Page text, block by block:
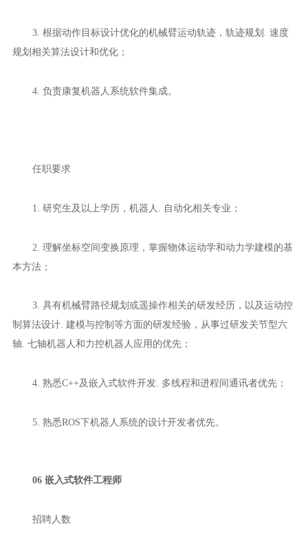
3. 根据动作目标设计优化的机械臂运动轨迹，轨迹规划. 速度
规划相关算法设计和优化；
4. 负责康复机器人系统软件集成。
任职要求
1. 研究生及以上学历，机器人. 自动化相关专业；
2. 理解坐标空间变换原理，掌握物体运动学和动力学建模的基
本方法；
3. 具有机械臂路径规划或遥操作相关的研发经历，以及运动控
制算法设计. 建模与控制等方面的研发经验，从事过研发关节型六
轴. 七轴机器人和力控机器人应用的优先；
4. 熟悉C++及嵌入式软件开发. 多线程和进程间通讯者优先；
5. 熟悉ROS下机器人系统的设计开发者优先。
06 嵌入式软件工程师
招聘人数